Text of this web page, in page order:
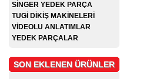
SİNGER YEDEK PARÇA
TUGİ DİKİŞ MAKİNELERİ
VİDEOLU ANLATIMLAR
YEDEK PARÇALAR
SON EKLENEN ÜRÜNLER